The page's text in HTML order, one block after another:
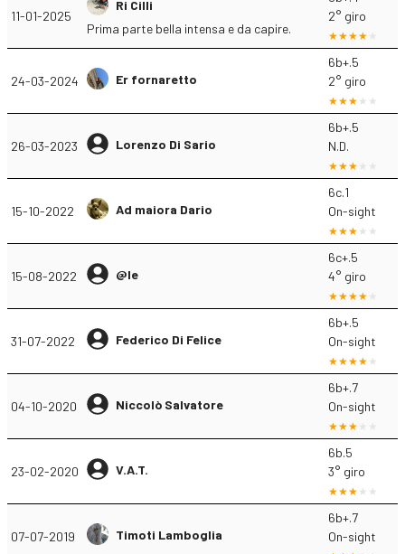
11-01-2025
Ri Cilli
Prima parte bella intensa e da capire.
2° giro
24-03-2024 Er fornaretto
6b+.5
2° giro
26-03-2023 Lorenzo Di Sario
6b+.5
N.D.
15-10-2022 Ad maiora Dario
6c.1
On-sight
15-08-2022 @le
6c+.5
4° giro
31-07-2022 Federico Di Felice
6b+.5
On-sight
04-10-2020 Niccolò Salvatore
6b+.7
On-sight
23-02-2020 V.A.T.
6b.5
3° giro
07-07-2019 Timoti Lamboglia
6b+.7
On-sight